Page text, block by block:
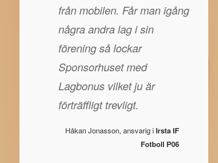
från mobilen. Får man igång
några andra lag i sin
förening så lockar
Sponsorhuset med
Lagbonus vilket ju är
förträffligt trevligt.
Håkan Jonasson, ansvarig i Irsta IF
Fotboll P06